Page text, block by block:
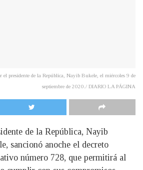
el presidente de la República, Nayib Bukele, el miércoles 9 de
septiembre de 2020./ DIARIO LA PÁGINA
de la República, Nayib
sancionó anoche el decreto
número 728, que permitirá al